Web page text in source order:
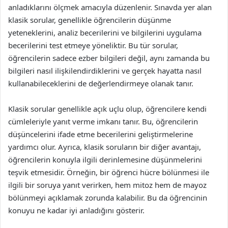
anladıklarını ölçmek amacıyla düzenlenir. Sınavda yer alan
klasik sorular, genellikle öğrencilerin düşünme
yeteneklerini, analiz becerilerini ve bilgilerini uygulama
becerilerini test etmeye yöneliktir. Bu tür sorular,
öğrencilerin sadece ezber bilgileri değil, aynı zamanda bu
bilgileri nasıl ilişkilendirdiklerini ve gerçek hayatta nasıl
kullanabileceklerini de değerlendirmeye olanak tanır.
Klasik sorular genellikle açık uçlu olup, öğrencilere kendi
cümleleriyle yanıt verme imkanı tanır. Bu, öğrencilerin
düşüncelerini ifade etme becerilerini geliştirmelerine
yardımcı olur. Ayrıca, klasik soruların bir diğer avantajı,
öğrencilerin konuyla ilgili derinlemesine düşünmelerini
teşvik etmesidir. Örneğin, bir öğrenci hücre bölünmesi ile
ilgili bir soruya yanıt verirken, hem mitoz hem de mayoz
bölünmeyi açıklamak zorunda kalabilir. Bu da öğrencinin
konuyu ne kadar iyi anladığını gösterir.